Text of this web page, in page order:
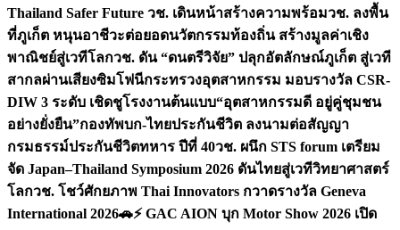
Thailand Safer Future วช. เดินหน้าสร้างความพร้อมวช. ลงพื้น
ที่ภูเก็ต หนุนอาชีวะต่อยอดนวัตกรรมท้องถิ่น สร้างมูลค่าเชิง
พาณิชย์สู่เวทีโลกวช. ดัน “ดนตรีวิจัย” ปลุกอัตลักษณ์ภูเก็ต สู่เวที
สากลผ่านเสียงซิมโฟนีกระทรวงอุตสาหกรรม มอบรางวัล CSR-
DIW 3 ระดับ เชิดชูโรงงานต้นแบบ“อุตสาหกรรมดี อยู่คู่ชุมชน
อย่างยั่งยืน”กองทัพบก-ไทยประกันชีวิต ลงนามต่อสัญญา
กรมธรรม์ประกันชีวิตทหาร ปีที่ 40วช. ผนึก STS forum เตรียม
จัด Japan–Thailand Symposium 2026 ดันไทยสู่เวทีวิทยาศาสตร์
โลกวช. โชว์ศักยภาพ Thai Innovators กวาดรางวัล Geneva
International 2026🚗⚡️ GAC AION บุก Motor Show 2026 เปิด